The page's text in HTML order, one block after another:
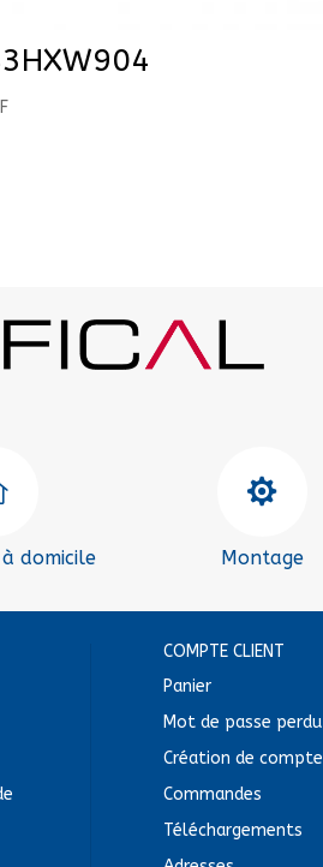
domicile

Montage
COMPTE CLIENT
Panier
Mot de passe perdu
Création de compte
Commandes
Téléchargements